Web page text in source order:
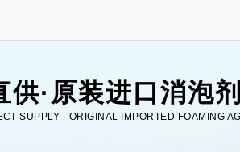
供·原装进口消泡剂
SUPPLY · ORIGINAL IMPORTED FOAMING